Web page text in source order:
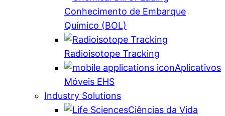
Conhecimento de Embarque
Químico (BOL)
Radioisotope Tracking
Aplicativos
Móveis EHS
Industry Solutions
Ciências da Vida